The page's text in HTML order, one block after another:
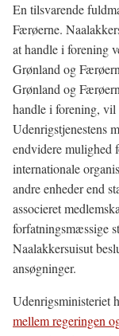
En tilsvarende
Færøerne.
at handle i forening
Grønland og
Grønland og
handle i forening, vil
Udenrigstjenestens
endvidere mulighed
internationale
andre enheder end
associeret
forfatningsmæssige
Naalakkersuisut
ansøgninger.
Udenrigsministeriet
mellem regeringen